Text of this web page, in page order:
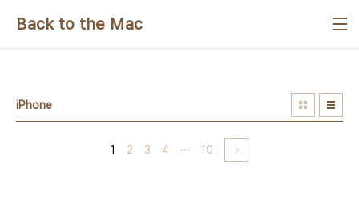
Back to the Mac
iPhone
1 2 3 4 ··· 10